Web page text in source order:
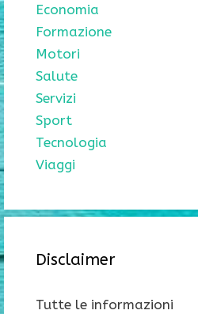
Economia
Formazione
Motori
Salute
Servizi
Sport
Tecnologia
Viaggi
Disclaimer
Tutte le informazioni